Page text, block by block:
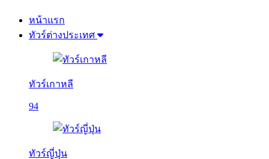
หน้าแรก
ทัวร์ต่างประเทศ
ทัวร์เกาหลี
94
ทัวร์ญี่ปุ่น